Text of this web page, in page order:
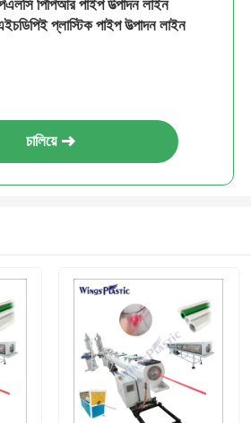
পিপিআর পাইপ উত্পাদন লাইন
প্লাস্টিক পাইপ উত্পাদন লাইন
চালিয়ে